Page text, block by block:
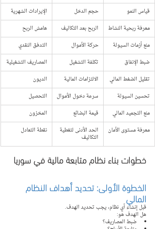
الإيرادات الشهرية
حجم الدخل
قياس النمو
هامش الربح
الربح بعد التكاليف
معرفة ربحية النشاط
التدفق النقدي
حركة الأموال
منع أزمات السيولة
المصاريف التشغيلية
تكلفة التشغيل
ضبط الإنفاق
الديون
الالتزامات المالية
تقليل الضغط المالي
التحصيل
سرعة دخول الأموال
تحسين السيولة
المخزون
قيمة البضائع
منع التجميد المالي
نقطة التعادل
الحد الأدنى لتغطية
التكاليف
معرفة مستوى الأمان
خطوات بناء نظام متابعة مالية في سوريا
الخطوة الأولى: تحديد أهداف النظام
المالي
قبل إنشاء أي نظام، يجب تحديد الهدف.
هل الهدف هو:
ضبط المصاريف؟